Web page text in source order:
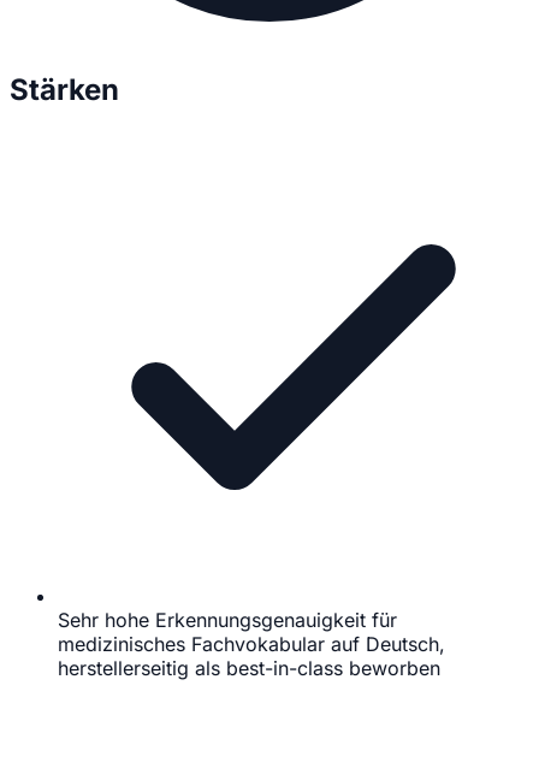
Stärken
Sehr hohe Erkennungsgenauigkeit für
medizinisches Fachvokabular auf Deutsch,
herstellerseitig als best-in-class beworben